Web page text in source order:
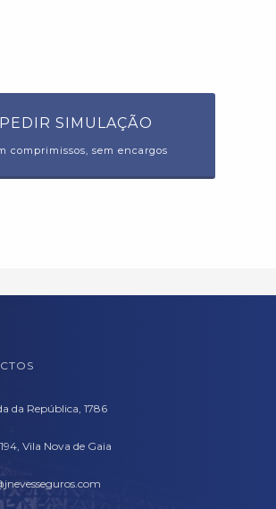
PEDIR SIMULAÇÃO
comprimissos, sem encargos
da República, 1786
Vila Nova de Gaia